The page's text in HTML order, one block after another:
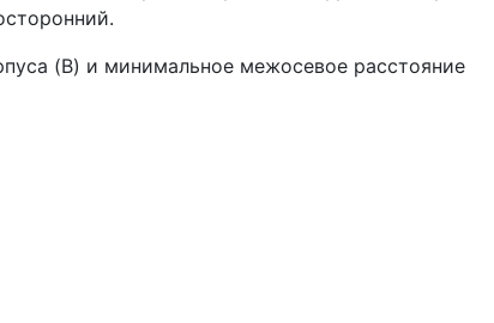
(B) и минимальное межосевое расстояние